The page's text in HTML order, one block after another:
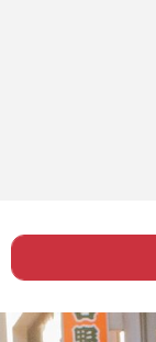
Page 1